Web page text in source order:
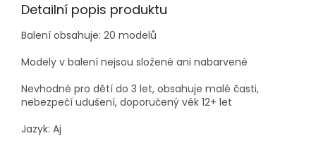
Detailní popis produktu
Balení obsahuje: 20 modelů
Modely v balení nejsou složené ani nabarvené
Nevhodné pro dětí do 3 let, obsahuje malé časti,
nebezpečí udušení, doporučený věk 12+ let
Jazyk: Aj